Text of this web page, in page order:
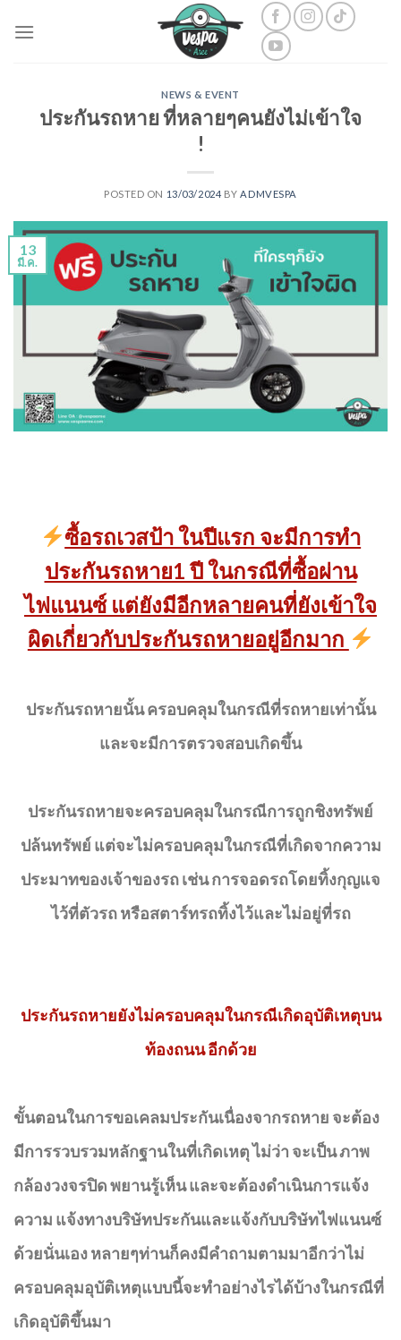
NEWS & EVENT
ประกันรถหาย ที่หลายๆคนยังไม่เข้าใจ
!
POSTED ON 13/03/2024 BY ADMVESPA
13
มี.ค.
ซื้อรถเวสป้า ในปีแรก จะมีการทำ
ประกันรถหาย1 ปี ในกรณีที่ซื้อผ่าน
ไฟแนนซ์ แต่ยังมีอีกหลายคนที่ยังเข้าใจ
ผิดเกี่ยวกับประกันรถหายอยู่อีกมาก
ประกันรถหายนั้น ครอบคลุมในกรณีที่รถหายเท่านั้น
และจะมีการตรวจสอบเกิดขึ้น
ประกันรถหายจะครอบคลุมในกรณีการถูกชิงทรัพย์
ปล้นทรัพย์ แต่จะไม่ครอบคลุมในกรณีที่เกิดจากความ
ประมาทของเจ้าของรถ เช่น การจอดรถโดยทิ้งกุญแจ
ไว้ที่ตัวรถ หรือสตาร์ทรถทิ้งไว้และไม่อยู่ที่รถ
ประกันรถหายยังไม่ครอบคลุมในกรณีเกิดอุบัติเหตุบน
ท้องถนน อีกด้วย
ขั้นตอนในการขอเคลมประกันเนื่องจากรถหาย จะต้อง
มีการรวบรวมหลักฐานในที่เกิดเหตุ ไม่ว่า จะเป็น ภาพ
กล้องวงจรปิด พยานรู้เห็น และจะต้องดำเนินการแจ้ง
ความ แจ้งทางบริษัทประกันและแจ้งกับบริษัทไฟแนนซ์
ด้วยนั่นเอง หลายๆท่านก็คงมีคำถามตามมาอีกว่าไม่
ครอบคลุมอุบัติเหตุแบบนี้จะทำอย่างไรได้บ้างในกรณีที่
เกิดอุบัติขึ้นมา